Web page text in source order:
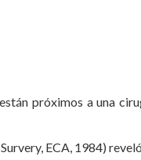
próximos a una
ECA, 1984)